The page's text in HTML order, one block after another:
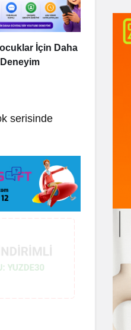
İçin Daha
serisinde